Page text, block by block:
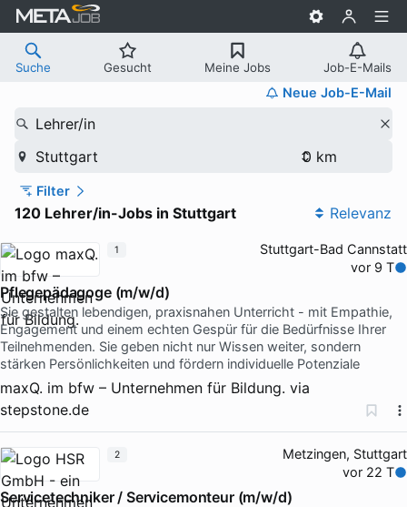
Suche Gesucht Meine Jobs Job-E-Mails
Neue Job-E-Mail
Lehrer/in
Stuttgart
Filter
120 Lehrer/in-Jobs in Stuttgart Relevanz
Stuttgart-Bad Cannstatt
vor 9 T
Pflegepädagoge (m/w/d)
Sie gestalten lebendigen, praxisnahen Unterricht - mit Empathie,
Engagement und einem echten Gespür für die Bedürfnisse Ihrer
Teilnehmenden. Sie geben nicht nur Wissen weiter, sondern
stärken Persönlichkeiten und fördern individuelle Potenziale
maxQ. im bfw – Unternehmen für Bildung. via
stepstone.de
1
Metzingen, Stuttgart
vor 22 T
Servicetechniker / Servicemonteur (m/w/d)
2